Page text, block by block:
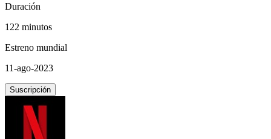
Duración
122 minutos
Estreno mundial
11-ago-2023
Suscripción